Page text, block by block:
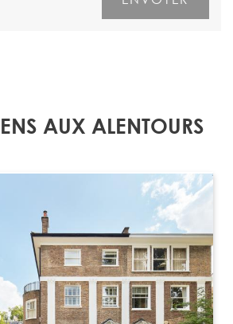
AUX ALENTOURS